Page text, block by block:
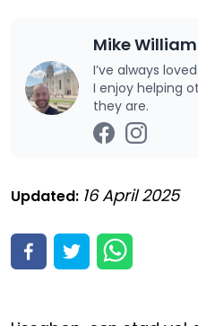
Mike
I’ve always
I enjoy helping
they are.
Updated: 16 April 2025